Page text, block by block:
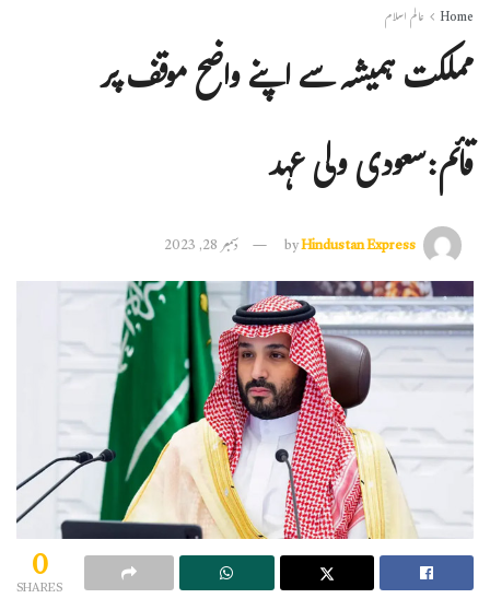
Home عالم اسلام
مملکت ہمیشہ سے اپنے واضح موقف پر
قائم:سعودی ولی عہد
byHindustan Express دسمبر 28, 2023
0
SHARES